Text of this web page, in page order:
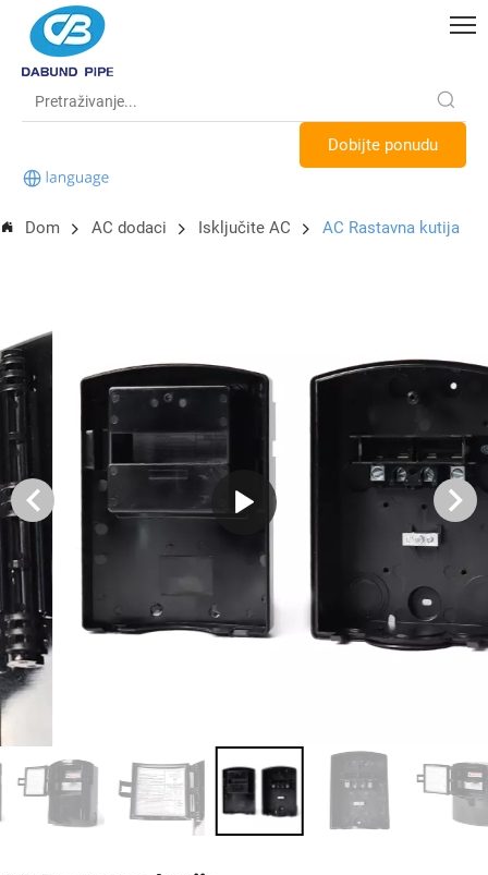
Dobijte ponudu
Dom AC dodaci Isključite AC AC Rastavna kutija